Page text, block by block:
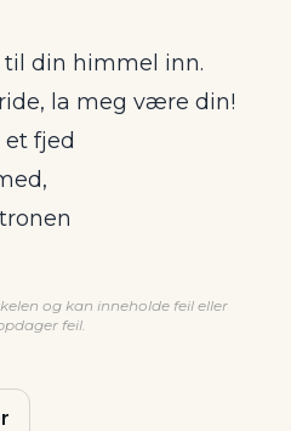
din himmel inn.
la meg være din!
fjed
og kan inneholde feil eller
feil.